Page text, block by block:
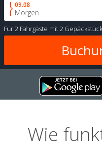
09.08
Morgen
Für2 Fahrgäste mit2
Wie